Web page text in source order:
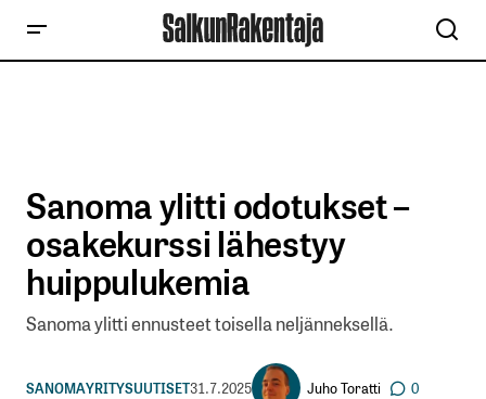
Sanoma ylitti odotukset –
osakekurssi lähestyy
huippulukemia
Sanoma ylitti ennusteet toisella neljänneksellä.
SANOMAYRITYSUUTISET31.7.2025 Juho Toratti 0